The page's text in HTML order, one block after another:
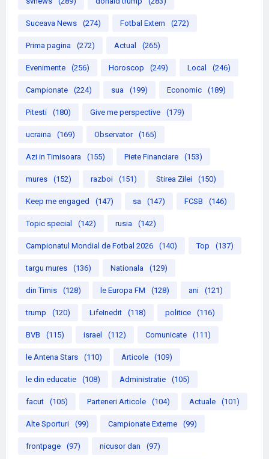
Suceava News (274) Fotbal Extern (272)
Prima pagina (272) Actual (265)
Evenimente (256) Horoscop (249) Local (246)
Campionate (224) sua (199) Economic (189)
Pitesti (180) Give me perspective (179)
ucraina (169) Observator (165)
Azi in Timisoara (155) Piete Financiare (153)
mures (152) razboi (151) Stirea Zilei (150)
Keep me engaged (147) sa (147) FCSB (146)
Topic special (142) rusia (142)
Campionatul Mondial de Fotbal 2026 (140) Top (137)
targu mures (136) Nationala (129)
din Timis (128) le Europa FM (128) ani (121)
trump (120) LifeInedit (118) politice (116)
BVB (115) israel (112) Comunicate (111)
le Antena Stars (110) Articole (109)
le din educatie (108) Administratie (105)
facut (105) Parteneri Articole (104) Actuale (101)
Alte Sporturi (99) Campionate Externe (99)
frontpage (97) nicusor dan (97)